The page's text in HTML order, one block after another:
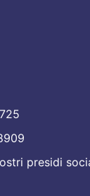
presidi